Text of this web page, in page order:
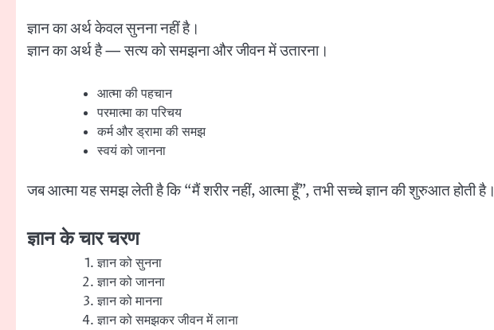
ज्ञान का अर्थ केवल सुनना नहीं है।
ज्ञान का अर्थ है — सत्य को समझना और जीवन में उतारना।
आत्मा की पहचान
परमात्मा का परिचय
कर्म और ड्रामा की समझ
स्वयं को जानना
जब आत्मा यह समझ लेती है कि “मैं शरीर नहीं, आत्मा हूँ”, तभी सच्चे ज्ञान की शुरुआत होती है।
ज्ञान के चार चरण
ज्ञान को सुनना
ज्ञान को जानना
ज्ञान को मानना
ज्ञान को समझकर जीवन में लाना